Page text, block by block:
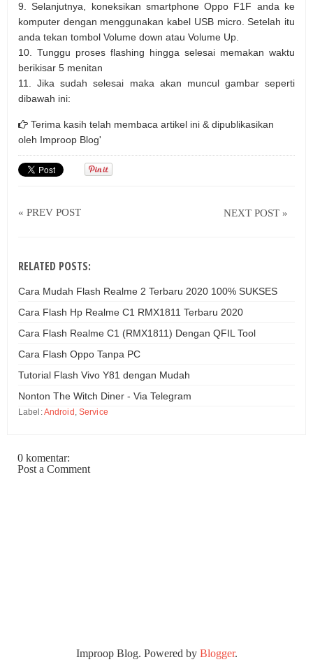
9. Selanjutnya, koneksikan smartphone Oppo F1F anda ke
komputer dengan menggunakan kabel USB micro. Setelah itu
anda tekan tombol Volume down atau Volume Up
10. Tunggu proses flashing hingga selesai memakan waktu
berikisar 5 menitan
11. Jika sudah selesai maka akan muncul gambar seperti
dibawah ini:
Terima kasih telah membaca artikel ini & dipublikasikan
oleh Improop Blog'
« PREV POST NEXT POST »
RELATED POSTS:
Cara Mudah Flash Realme 2 Terbaru 2020 100% SUKSES
Cara Flash Hp Realme C1 RMX1811 Terbaru 2020
Cara Flash Realme C1 (RMX1811) Dengan QFIL Tool
Cara Flash Oppo Tanpa PC
Tutorial Flash Vivo Y81 dengan Mudah
Nonton The Witch Diner - Via Telegram
Label:Android Service
0 komentar:
Post a Comment
Improop Blog. Powered by Blogger.